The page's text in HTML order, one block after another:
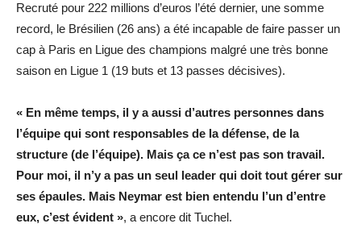
Recruté pour 222 millions d’euros l’été dernier, une somme
record, le Brésilien (26 ans) a été incapable de faire passer un
cap à Paris en Ligue des champions malgré une très bonne
saison en Ligue 1 (19 buts et 13 passes décisives).
« En même temps, il y a aussi d’autres personnes dans
l’équipe qui sont responsables de la défense, de la
structure (de l’équipe). Mais ça ce n’est pas son travail.
Pour moi, il n’y a pas un seul leader qui doit tout gérer sur
ses épaules. Mais Neymar est bien entendu l’un d’entre
eux, c’est évident », a encore dit Tuchel.